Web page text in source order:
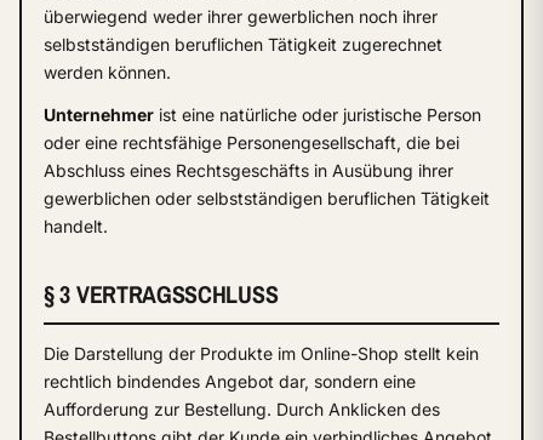
überwiegend weder ihrer gewerblichen noch ihrer
selbstständigen beruflichen Tätigkeit zugerechnet
werden können.
Unternehmer ist eine natürliche oder juristische Person
oder eine rechtsfähige Personengesellschaft, die bei
Abschluss eines Rechtsgeschäfts in Ausübung ihrer
gewerblichen oder selbstständigen beruflichen Tätigkeit
handelt.
§ 3 VERTRAGSSCHLUSS
Die Darstellung der Produkte im Online-Shop stellt kein
rechtlich bindendes Angebot dar, sondern eine
Aufforderung zur Bestellung. Durch Anklicken des